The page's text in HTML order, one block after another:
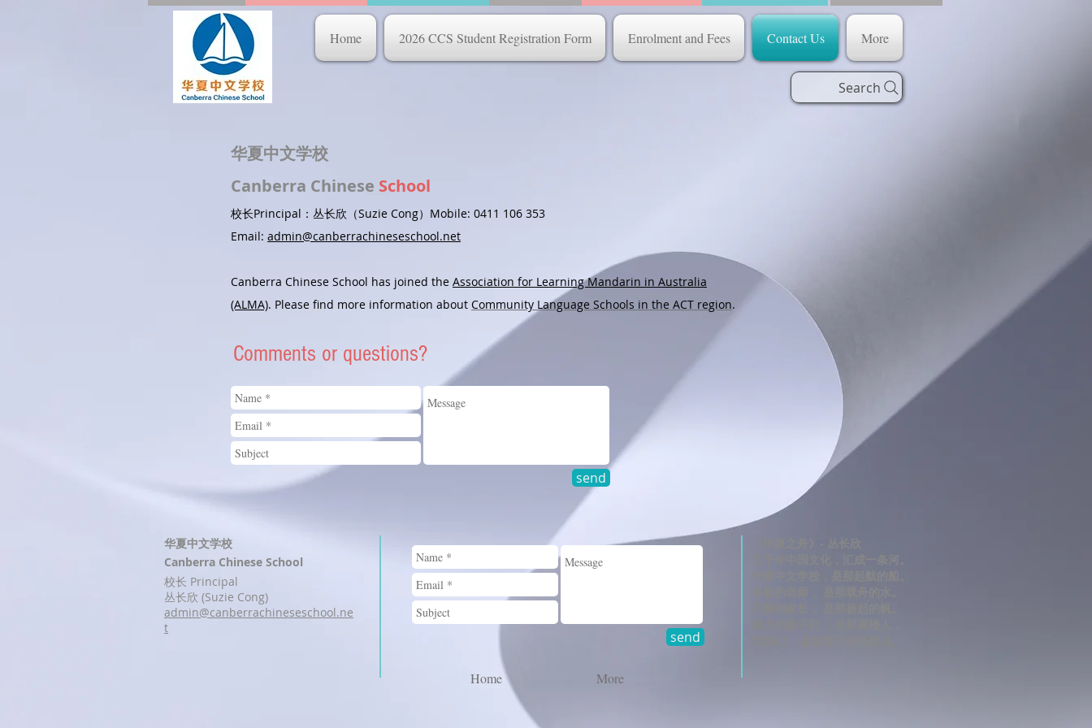
Home 2026 CCS Student Registration Form Enrolment and Fees Contact Us More
Search
华夏中文学校
Canberra Chinese School
校长Principal：丛长欣（Suzie Cong） Mobile: 0411 106 353
Email: admin@canberrachineseschool.net
Canberra Chinese School has joined the Association for Learning Mandarin in Australia
(ALMA). Please find more information about Community Language Schools in the ACT region.
Comments or questions?
send
华夏中文学校
Canberra Chinese School
校长 Principal
丛长欣 (Suzie Cong)
admin@canberrachineseschool.ne
t
send
Home More